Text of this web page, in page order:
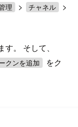
理 > チャネル >
。 そして、
クンを追加
をク